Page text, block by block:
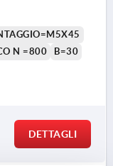
N =800
B=30
DETTAGLI